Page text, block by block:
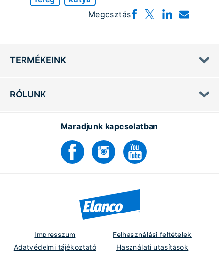
Megosztás
TERMÉKEINK
RÓLUNK
Maradjunk kapcsolatban
Impresszum
Felhasználási feltételek
Adatvédelmi tájékoztató
Használati utasítások